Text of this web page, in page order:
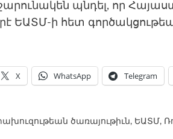
պնդել, որ
ԵԱՏՄ-ի հետ
X WhatsApp Telegram
ծառայութիւն, ԵԱՏՄ ,